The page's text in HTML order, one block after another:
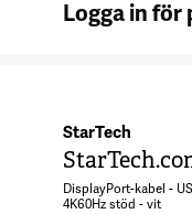
Logga in för
StarTech
DisplayPort-kabel -
4K60Hz stöd - vit